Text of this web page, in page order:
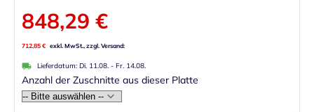
Anzahl der Zuschnitte aus dieser Platte
848,29 €
712,85 €
Lieferdatum: Di. 11.08. - Fr. 14.08.